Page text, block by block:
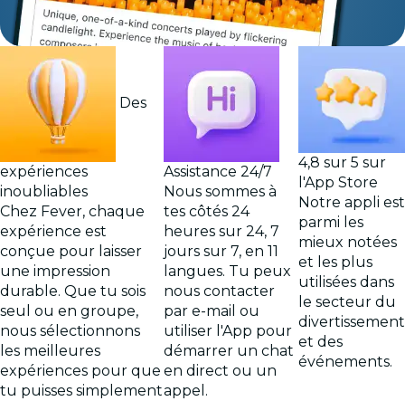
Des
expériences
inoubliables
Chez Fever, chaque
expérience est
conçue pour laisser
une impression
durable. Que tu sois
seul ou en groupe,
nous sélectionnons
les meilleures
expériences pour que
tu puisses simplement
Assistance 24/7
Nous sommes à
tes côtés 24
heures sur 24, 7
jours sur 7, en 11
langues. Tu peux
nous contacter
par e-mail ou
utiliser l'App pour
démarrer un chat
en direct ou un
appel.
4,8 sur 5 sur
l'App Store
Notre appli est
parmi les
mieux notées
et les plus
utilisées dans
le secteur du
divertissement
et des
événements.